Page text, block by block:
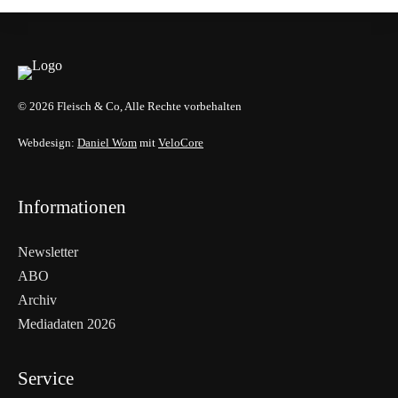
© 2026 Fleisch & Co, Alle Rechte vorbehalten
Webdesign: Daniel Wom mit VeloCore
Informationen
Newsletter
ABO
Archiv
Mediadaten 2026
Service